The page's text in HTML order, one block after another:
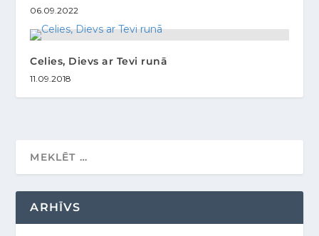
06.09.2022
Celies, Dievs ar Tevi runā
11.09.2018
ARHĪVS